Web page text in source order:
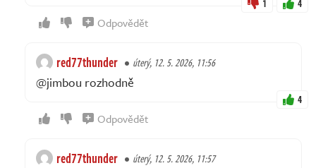
Odpovědět
red77thunder úterý, 12. 5. 2026, 11:56
@jimbou rozhodně
4
Odpovědět
red77thunder úterý, 12. 5. 2026, 11:57